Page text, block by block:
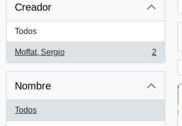
Creador
Todos
Moffat, Sergio
, 2 resultados
2
Nombre
Todos